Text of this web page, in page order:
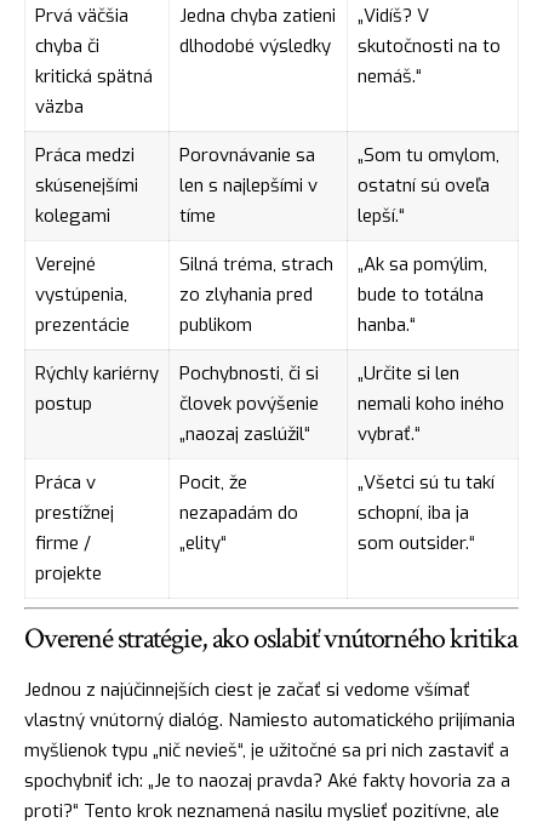
Prvá väčšia
chyba či
kritická spätná
väzba
Jedna chyba zatieni
dlhodobé výsledky
„Vidíš? V
skutočnosti na to
nemáš.“
Práca medzi
skúsenejšími
kolegami
Porovnávanie sa
len s najlepšími v
tíme
„Som tu omylom,
ostatní sú oveľa
lepší.“
Verejné
vystúpenia,
prezentácie
Silná tréma, strach
zo zlyhania pred
publikom
„Ak sa pomýlim,
bude to totálna
hanba.“
Rýchly kariérny
postup
Pochybnosti, či si
človek povýšenie
„naozaj zaslúžil“
„Určite si len
nemali koho iného
vybrať.“
Práca v
prestížnej
firme /
projekte
Pocit, že
nezapadám do
„elity“
„Všetci sú tu takí
schopní, iba ja
som outsider.“
Overené stratégie, ako oslabiť vnútorného kritika
Jednou z najúčinnejších ciest je začať si vedome všímať
vlastný vnútorný dialóg. Namiesto automatického prijímania
myšlienok typu „nič nevieš“, je užitočné sa pri nich zastaviť a
spochybniť ich: „Je to naozaj pravda? Aké fakty hovoria za a
proti?“ Tento krok neznamená nasilu myslieť pozitívne, ale